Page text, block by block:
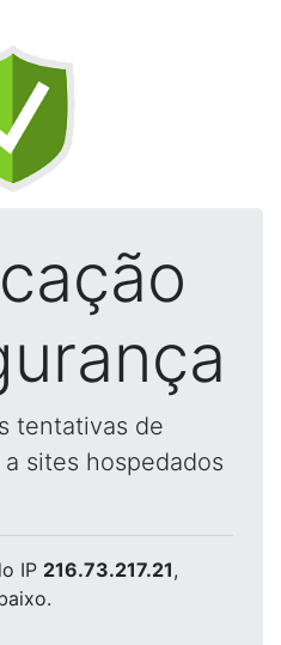
tentativas de
sites hospedados
IP 216.73.217.21,